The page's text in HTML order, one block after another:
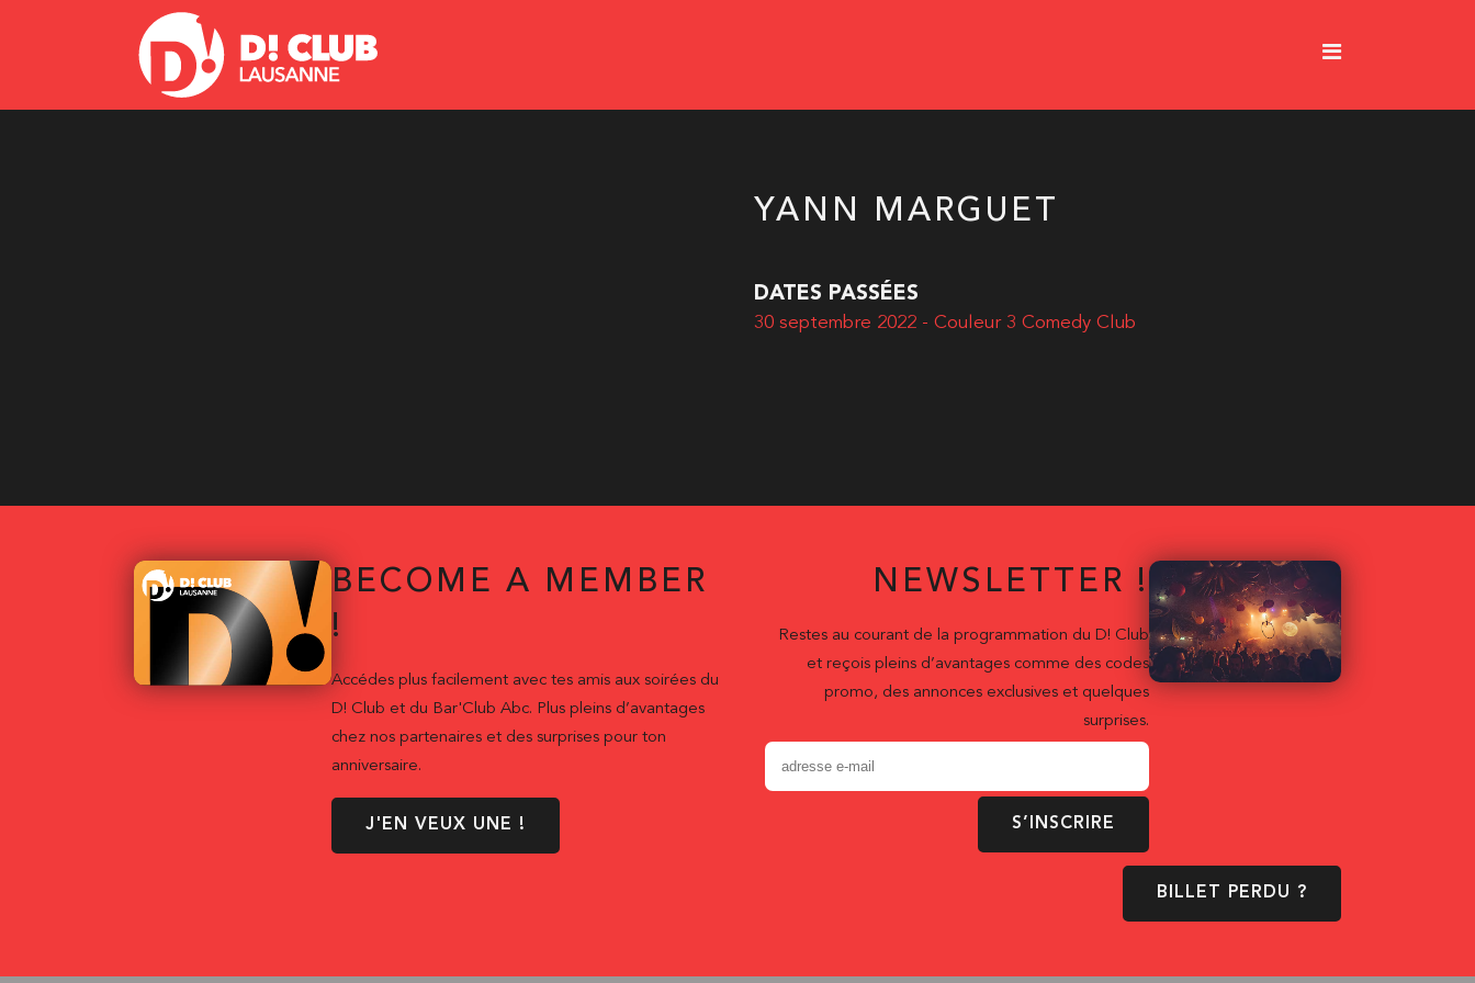
YANN MARGUET
DATES PASSÉES
30 septembre 2022 - Couleur 3 Comedy Club
BECOME A MEMBER
!
Accédes plus facilement avec tes amis aux soirées du
D! Club et du Bar'Club Abc. Plus pleins d’avantages
chez nos partenaires et des surprises pour ton
anniversaire.
J'EN VEUX UNE !
NEWSLETTER !
Restes au courant de la programmation du D! Club
et reçois pleins d’avantages comme des codes
promo, des annonces exclusives et quelques
surprises.
S’INSCRIRE
BILLET PERDU ?